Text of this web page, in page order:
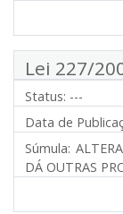
Lei 227/
Status: ---
Data de
Súmula:
DÁ OUTRAS